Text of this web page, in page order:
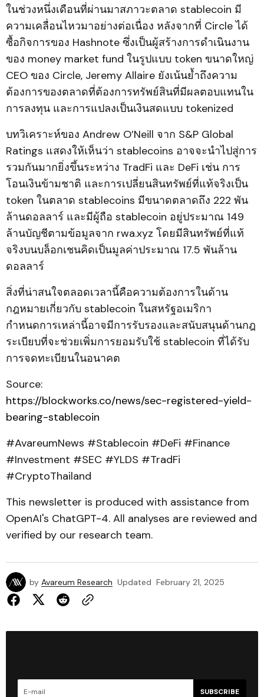
ในช่วงหนึ่งเดือนที่ผ่านมาสภาวะตลาด stablecoin มี
ความเคลื่อนไหวมาอย่างต่อเนื่อง หลังจากที่ Circle ได้
ซื้อกิจการของ Hashnote ซึ่งเป็นผู้สร้างการดำเนินงาน
ของ money market fund ในรูปแบบ token ขนาดใหญ่
CEO ของ Circle, Jeremy Allaire ยังเน้นย้ำถึงความ
ต้องการของตลาดที่ต้องการทรัพย์สินที่มีผลตอบแทนใน
การลงทุน และการแปลงเป็นเงินสดแบบ tokenized
บทวิเคราะห์ของ Andrew O’Neill จาก S&P Global
Ratings แสดงให้เห็นว่า stablecoins อาจจะนำไปสู่การ
รวมกันมากยิ่งขึ้นระหว่าง TradFi และ DeFi เช่น การ
โอนเงินข้ามชาติ และการเปลี่ยนสินทรัพย์ที่แท้จริงเป็น
token ในตลาด stablecoins มีขนาดตลาดถึง 222 พัน
ล้านดอลลาร์ และมีผู้ถือ stablecoin อยู่ประมาณ 149
ล้านบัญชีตามข้อมูลจาก rwa.xyz โดยมีสินทรัพย์ที่แท้
จริงบนบล็อกเชนคิดเป็นมูลค่าประมาณ 17.5 พันล้าน
ดอลลาร์
สิ่งที่น่าสนใจตลอดเวลานี้คือความต้องการในด้าน
กฎหมายเกี่ยวกับ stablecoin ในสหรัฐอเมริกา
กำหนดการเหล่านี้อาจมีการรับรองและสนับสนุนด้านกฎ
ระเบียบที่จะช่วยเพิ่มการยอมรับใช้ stablecoin ที่ได้รับ
การจดทะเบียนในอนาคต
Source:
https://blockworks.co/news/sec-registered-yield-
bearing-stablecoin
#AvareumNews #Stablecoin #DeFi #Finance
#Investment #SEC #YLDS #TradFi
#CryptoThailand
This newsletter is produced with assistance from
OpenAI's ChatGPT-4. All analyses are reviewed and
verified by our research team.
by Avareum Research Updated February 21, 2025
SUBSCRIBE